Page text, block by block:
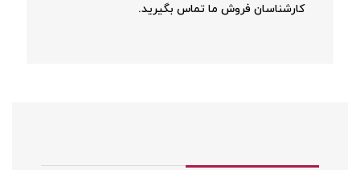
کارشناسان فروش ما تماس بگیرید.